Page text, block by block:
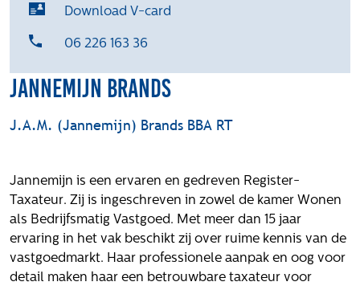
Nieuws
Blogs
Werken bij
Vacatures
Klachten
Privacyverklaring
Proclaimer
Volg ons
Download V-card
06 226 163 36
Jannemijn Brands
J.A.M. (Jannemijn) Brands BBA RT
Jannemijn is een ervaren en gedreven Register-
Taxateur. Zij is ingeschreven in zowel de kamer Wonen
als Bedrijfsmatig Vastgoed. Met meer dan 15 jaar
ervaring in het vak beschikt zij over ruime kennis van de
vastgoedmarkt. Haar professionele aanpak en oog voor
detail maken haar een betrouwbare taxateur voor